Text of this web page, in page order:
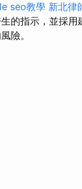
seo教學 新北律
的指示，並採用
險。